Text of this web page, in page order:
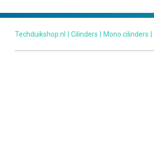
Techduikshop.nl Cilinders Mono cilinders